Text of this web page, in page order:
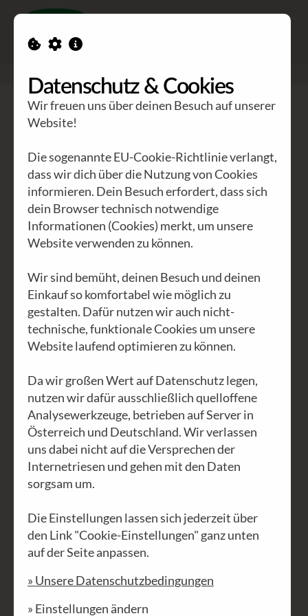
ALLE
AKTUELLES(14) ARCHIV (8) AFRIKA(16)
WALDVIERTEL(2) POLITIK (11) WIRTSCHAFT(9)
KULTUR
UMWELT (6) GEA (26)
PHILOSOPHIE (6) UNSITTEN
Es sind - fast auf den Tag genau - 83
Jahre, dass sich der österreichische
Dichter Stefan Zweig in Brasilien das
Datenschutz & Cookies
Wir freuen uns über deinen Besuch auf unserer
Website!
Die sogenannte EU-Cookie-Richtlinie verlangt,
dass wir dich über die Nutzung von Cookies
informieren. Dein Besuch erfordert, dass sich
dein Browser technisch notwendige
Informationen (Cookies) merkt, um unsere
Website verwenden zu können.
Wir sind bemüht, deinen Besuch und deinen
Einkauf so komfortabel wie möglich zu
gestalten. Dafür nutzen wir auch nicht-
technische, funktionale Cookies um unsere
Website laufend optimieren zu können.
Da wir großen Wert auf Datenschutz legen,
nutzen wir dafür ausschließlich quelloffene
Analysewerkzeuge, betrieben auf Server in
Österreich und Deutschland. Wir verlassen
uns dabei nicht auf die Versprechen der
Internetriesen und gehen mit den Daten
sorgsam um.
Die Einstellungen lassen sich jederzeit über
den Link "Cookie-Einstellungen" ganz unten
auf der Seite anpassen.
» Unsere Datenschutzbedingungen
» Einstellungen ändern